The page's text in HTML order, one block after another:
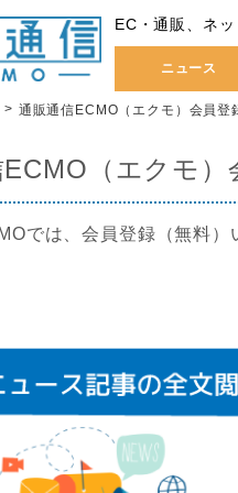
EC・通販、ネ
ニュース
通販通信ECMO（エクモ）会員登
（エクモ）
では、会員登録（無料）